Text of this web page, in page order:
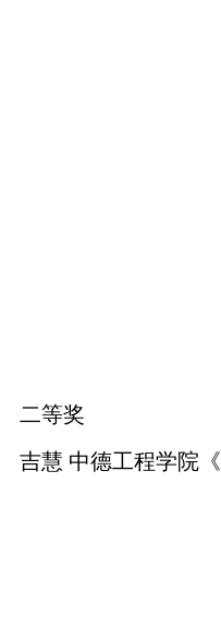
二等奖
吉慧 中德工程学院《